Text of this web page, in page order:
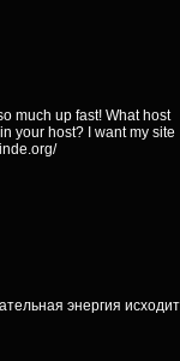
much up fast! What host
your host? I want my site
энергия исходит